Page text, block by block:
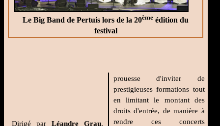
Le Big Band de Pertuis lors de la 20ème édition du
festival
Dirigé par Léandre Grau,
prouesse d'inviter de
prestigieuses formations tout
en limitant le montant des
droits d'entrée, de manière à
rendre ces concerts